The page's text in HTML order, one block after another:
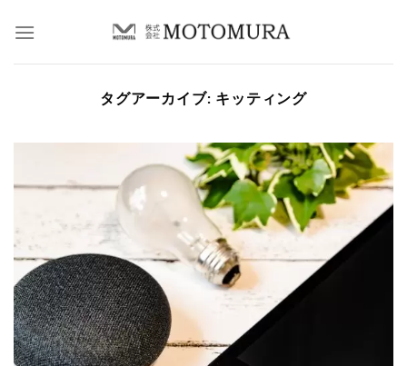
タグアーカイブ: キッティング